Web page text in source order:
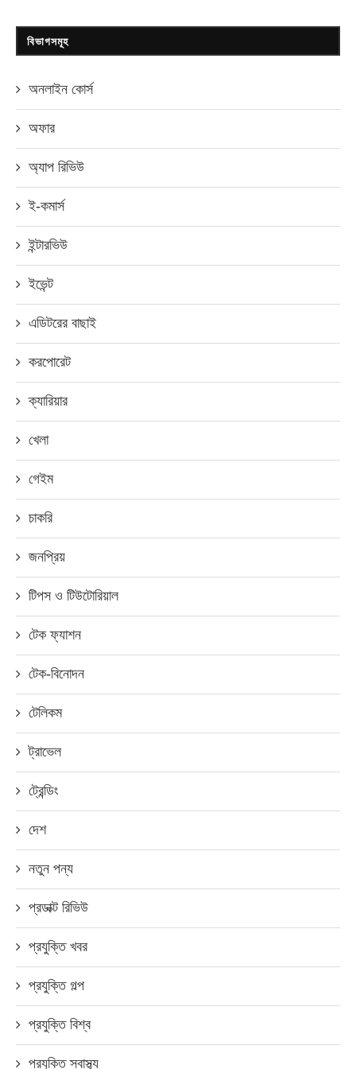
বিভাগসমূহ
অনলাইন কোর্স
অফার
অ্যাপ রিভিউ
ই-কমার্স
ইন্টারভিউ
ইভেন্ট
এডিটরের বাছাই
করপোরেট
ক্যারিয়ার
খেলা
গেইম
চাকরি
জনপ্রিয়
টিপস ও টিউটোরিয়াল
টেক ফ্যাশন
টেক-বিনোদন
টেলিকম
ট্রাভেল
ট্রেন্ডিং
দেশ
নতুন পন্য
প্রডাক্ট রিভিউ
প্রযুক্তি খবর
প্রযুক্তি গল্প
প্রযুক্তি বিশ্ব
প্রযুক্তি স্বাস্থ্য